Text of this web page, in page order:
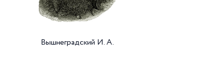
Вышнеградский И. А.